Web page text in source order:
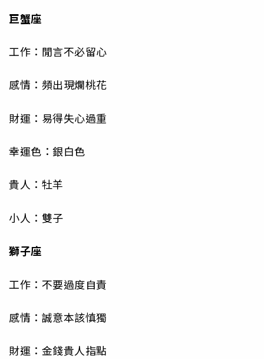
巨蟹座
工作：閒言不必留心
感情：頻出現爛桃花
財運：易得失心過重
幸運色：銀白色
貴人：牡羊
小人：雙子
獅子座
工作：不要過度自責
感情：誠意本該慎獨
財運：金錢貴人指點